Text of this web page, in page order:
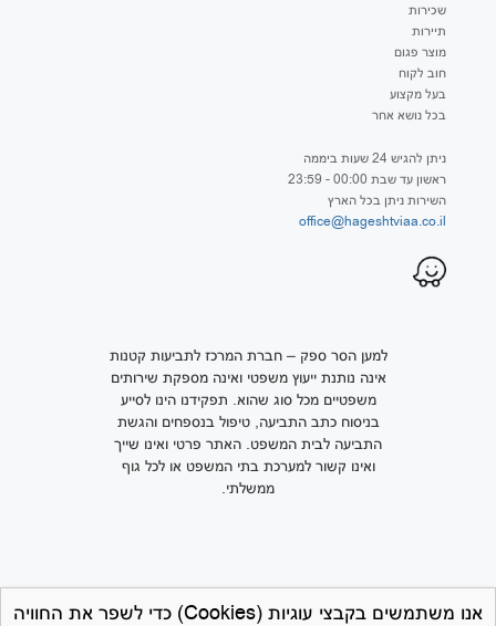
אנו משתמשים בקבצי עוגיות (Cookies) כדי לשפר את החוויה
שכירות
תיירות
מוצר פגום
חוב לקוח
בעל מקצוע
בכל נושא אחר
ניתן להגיש 24 שעות ביממה
ראשון עד שבת 00:00 - 23:59
השירות ניתן בכל הארץ
office@hageshtviaa.co.il
למען הסר ספק – חברת המרכז לתביעות קטנות
אינה נותנת ייעוץ משפטי ואינה מספקת שירותים
משפטיים מכל סוג שהוא. תפקידנו הינו לסייע
בניסוח כתב התביעה, טיפול בנספחים והגשת
התביעה לבית המשפט. האתר פרטי ואינו שייך
ואינו קשור למערכת בתי המשפט או לכל גוף
ממשלתי.